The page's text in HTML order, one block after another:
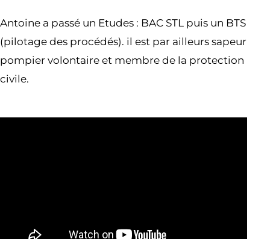
Antoine a passé un Etudes : BAC STL puis un BTS
(pilotage des procédés). il est par ailleurs sapeur
pompier volontaire et membre de la protection
civile.